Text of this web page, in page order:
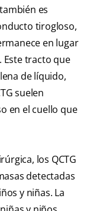
es
tirogloso,
en lugar
Este tracto que
de líquido,
suelen
en el cuello que
los QCTG
detectadas
y niñas. La